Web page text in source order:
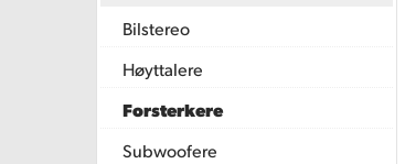
Bilstereo
Høyttalere
Forsterkere
Subwoofere